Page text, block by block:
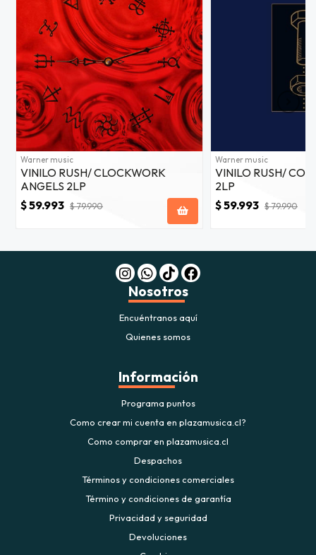
Warner music
VINILO RUSH/ CLOCKWORK
ANGELS 2LP
$ 59.993 $ 79.990
Warner music
VINILO RUSH/
2LP
$ 59.993 $ 79.990
Nosotros
Encuéntranos aquí
Quienes somos
Información
Programa puntos
Como crear mi cuenta en plazamusica.cl?
Como comprar en plazamusica.cl
Despachos
Términos y condiciones comerciales
Término y condiciones de garantía
Privacidad y seguridad
Devoluciones